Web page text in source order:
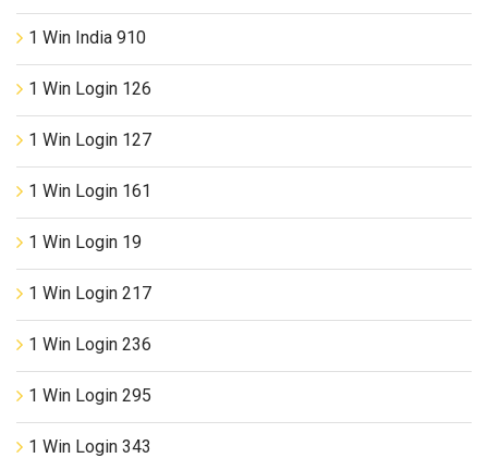
1 Win India 910
1 Win Login 126
1 Win Login 127
1 Win Login 161
1 Win Login 19
1 Win Login 217
1 Win Login 236
1 Win Login 295
1 Win Login 343